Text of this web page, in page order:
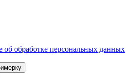
об обработке персональных данных